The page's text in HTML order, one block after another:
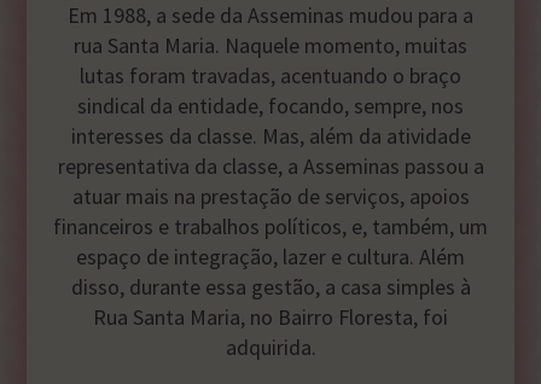
Em 1988, a sede da Asseminas mudou para a
rua Santa Maria. Naquele momento, muitas
lutas foram travadas, acentuando o braço
sindical da entidade, focando, sempre, nos
interesses da classe. Mas, além da atividade
representativa da classe, a Asseminas passou a
atuar mais na prestação de serviços, apoios
financeiros e trabalhos políticos, e, também, um
espaço de integração, lazer e cultura. Além
disso, durante essa gestão, a casa simples à
Rua Santa Maria, no Bairro Floresta, foi
adquirida.